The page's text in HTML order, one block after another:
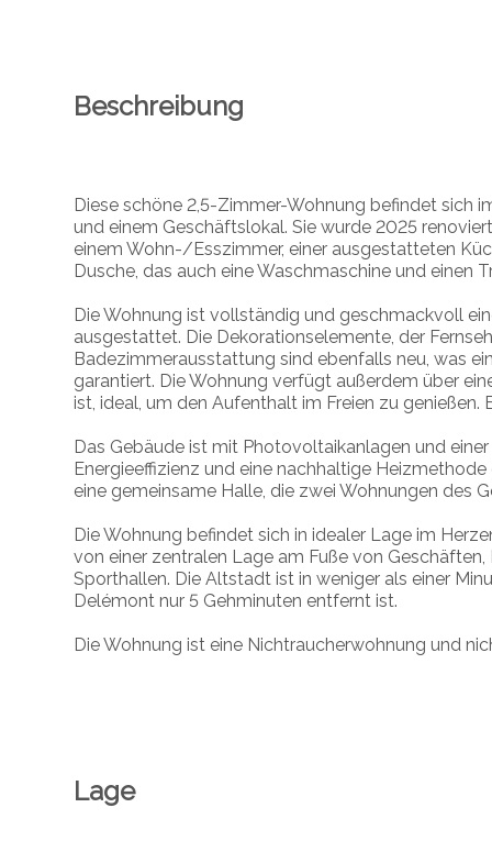
Beschreibung
Diese schöne 2,5-Zimmer-Wohnung befindet sich
und einem Geschäftslokal. Sie wurde 2025
einem Wohn-/Esszimmer, einer ausgestatteten
Dusche, das auch eine Waschmaschine und einen
Die Wohnung ist vollständig und geschmackvoll
ausgestattet. Die Dekorationselemente, der
Badezimmerausstattung sind ebenfalls neu, was
garantiert. Die Wohnung verfügt außerdem über
ist, ideal, um den Aufenthalt im Freien zu
Das Gebäude ist mit Photovoltaikanlagen und
Energieeffizienz und eine nachhaltige
eine gemeinsame Halle, die zwei Wohnungen des
Die Wohnung befindet sich in idealer Lage im
von einer zentralen Lage am Fuße von
Sporthallen. Die Altstadt ist in weniger als einer
Delémont nur 5 Gehminuten entfernt ist.
Die Wohnung ist eine Nichtraucherwohnung und
Lage